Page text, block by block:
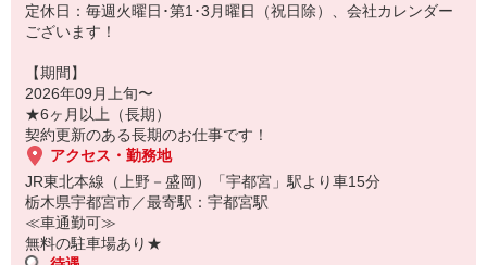
定休日：毎週火曜日･第1･3月曜日（祝日除）、会社カレンダー
ございます！
【期間】
2026年09月上旬〜
★6ヶ月以上（長期）
契約更新のある長期のお仕事です！
アクセス・勤務地
JR東北本線（上野－盛岡）「宇都宮」駅より車15分
栃木県宇都宮市／最寄駅：宇都宮駅
≪車通勤可≫
無料の駐車場あり★